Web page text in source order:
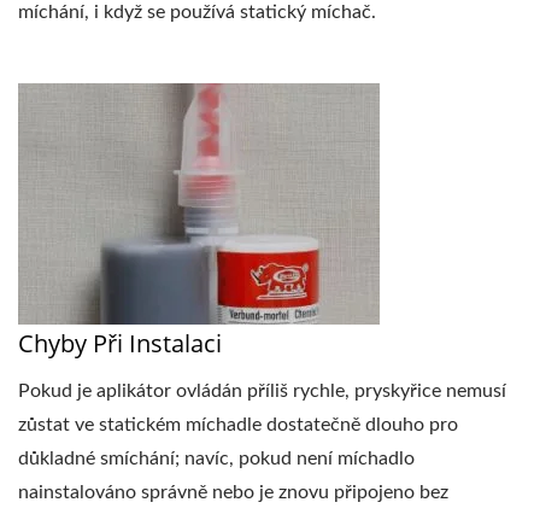
míchání, i když se používá statický míchač.
Chyby Při Instalaci
Pokud je aplikátor ovládán příliš rychle, pryskyřice nemusí
zůstat ve statickém míchadle dostatečně dlouho pro
důkladné smíchání; navíc, pokud není míchadlo
nainstalováno správně nebo je znovu připojeno bez